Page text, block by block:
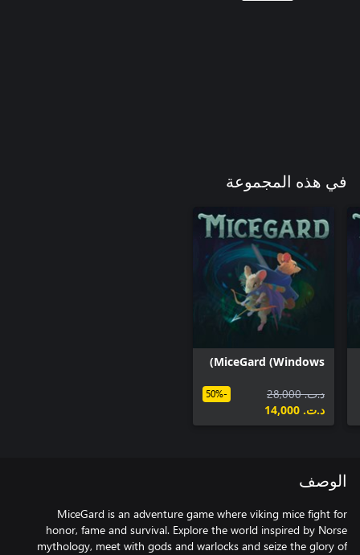
في هذه المجموعة
MiceGard (Windows)
د.ت.‏ 28,000
د.ت.‏ 14,000
-50%
الوصف
MiceGard is an adventure game where viking mice fight for
honor, fame and survival. Explore the world inspired by Norse
mythology, meet with gods and warlocks and seize the glory of